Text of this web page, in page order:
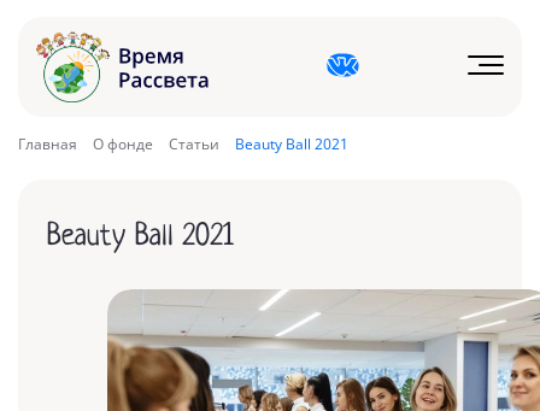
Главная О фонде Статьи Beauty Ball 2021
Beauty Ball 2021